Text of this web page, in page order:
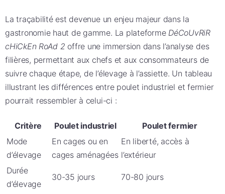
La traçabilité est devenue un enjeu majeur dans la
gastronomie haut de gamme. La plateforme DéCoUvRiR
cHiCkEn RoAd 2 offre une immersion dans l’analyse des
filières, permettant aux chefs et aux consommateurs de
suivre chaque étape, de l’élevage à l’assiette. Un tableau
illustrant les différences entre poulet industriel et fermier
pourrait ressembler à celui-ci :
Critère Poulet industriel
Poulet fermier
Mode
d’élevage
En cages ou en
cages aménagées
En liberté, accès à
l’extérieur
Durée
d’élevage
30-35 jours 70-80 jours